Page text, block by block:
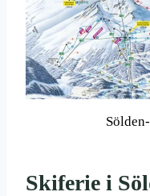
Skiferie i